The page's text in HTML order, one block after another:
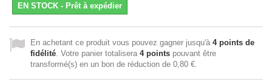
EN STOCK - Prêt à expédier
En achetant ce produit vous pouvez gagner jusqu'à 4points de
fidélité . Votre panier totalisera 4points pouvant être
transformé(s) en un bon de réduction de 0,80 €